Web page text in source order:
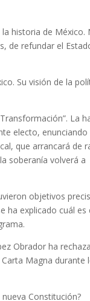
historia de México.
de refundar el
Su visión de la
La
electo, enunciando
que arrancará de
soberanía volverá a
objetivos
ha explicado cuál es
Obrador ha
Magna durante
Constitución?